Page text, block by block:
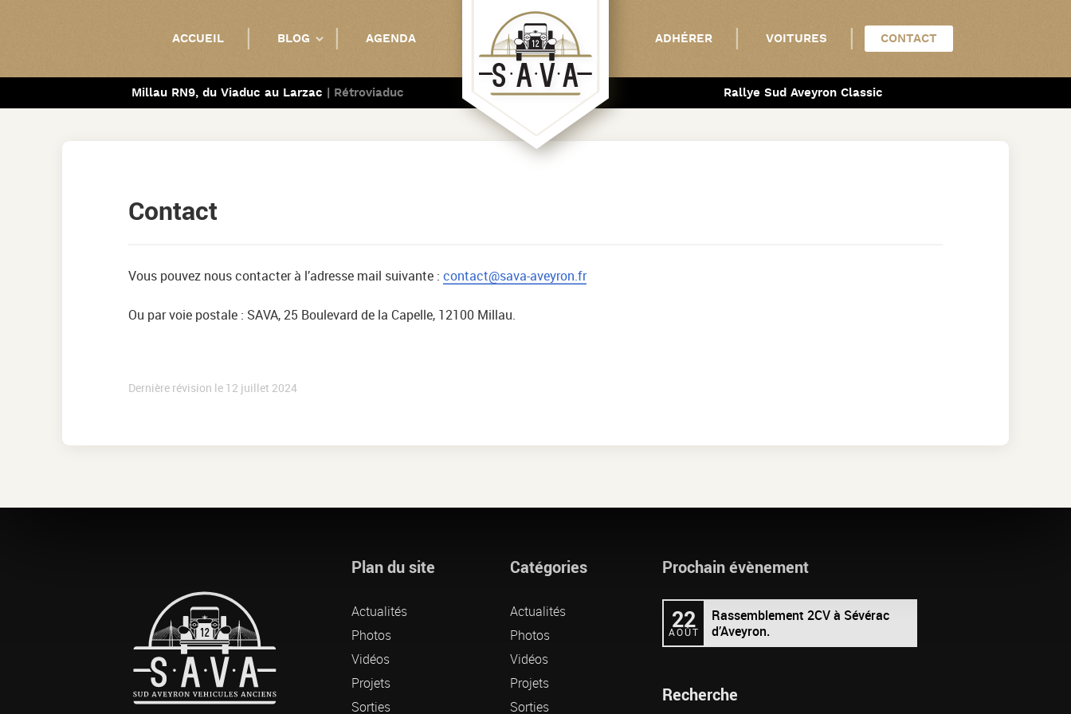
ACCUEIL BLOG
TOUT VOIR
PHOTOS
AGENDA ADHÉRER VOITURES CONTACT
Millau RN9, du Viaduc au Larzac | Rétroviaduc Rallye Sud Aveyron Classic
Contact
Vous pouvez nous contacter à l’adresse mail suivante :contact@sava-aveyron.fr
Ou par voie postale : SAVA, 25 Boulevard de la Capelle, 12100 Millau.
Dernière révision le 12 juillet 2024
Plan du site
Actualités
Photos
Vidéos
Projets
Sorties
Catégories
Actualités
Photos
Vidéos
Projets
Sorties
Prochain évènement
22
AOÛT
Rassemblement 2CV à Sévérac
d’Aveyron.
Recherche